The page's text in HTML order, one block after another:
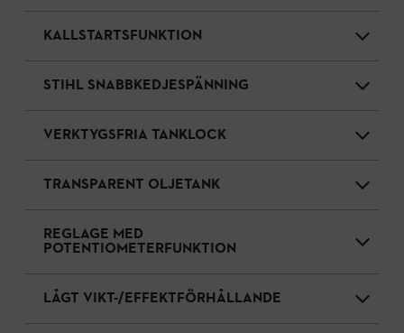
KALLSTARTSFUNKTION
STIHL SNABBKEDJESPÄNNING
VERKTYGSFRIA TANKLOCK
TRANSPARENT OLJETANK
REGLAGE MED
POTENTIOMETERFUNKTION
LÅGT VIKT-/EFFEKTFÖRHÅLLANDE